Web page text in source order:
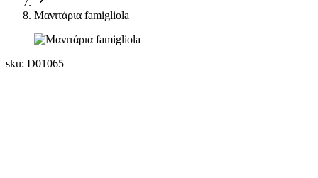
Mανιτάρια famigliola
sku: D01065